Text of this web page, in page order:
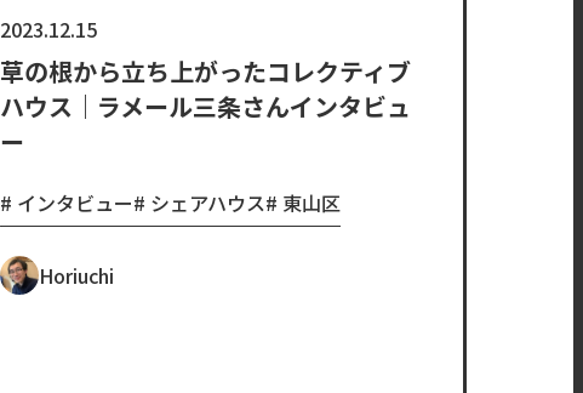
2023.12.15
草の根から立ち上がったコレクティブ
ハウス｜ラメール三条さんインタビュ
ー
インタビュー シェアハウス 東山区
Horiuchi